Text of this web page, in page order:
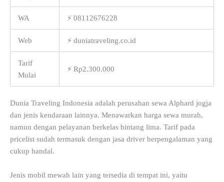
WA ⚡ 08112676228
Web ⚡ duniatraveling.co.id
Tarif
Mulai
⚡ Rp2.300.000
Dunia Traveling Indonesia adalah perusahan sewa Alphard jogja
dan jenis kendaraan lainnya. Menawarkan harga sewa murah,
namun dengan pelayanan berkelas bintang lima. Tarif pada
pricelist sudah termasuk dengan jasa driver berpengalaman yang
cukup handal.
Jenis mobil mewah lain yang tersedia di tempat ini, yaitu